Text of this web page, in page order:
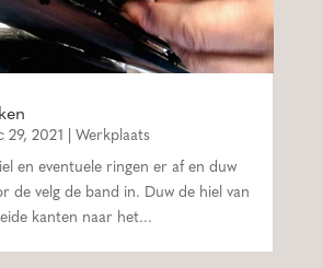
29, 2021
Werkplaats
en eventuele ringen er af en duw
de velg de band in. Duw de hiel van
kanten naar het...